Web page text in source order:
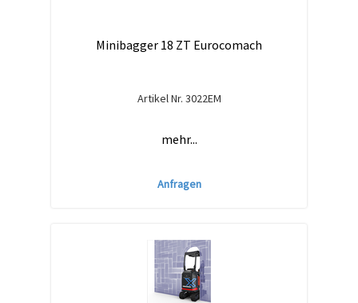
Minibagger 18 ZT Eurocomach
Artikel Nr. 3022EM
mehr...
Anfragen